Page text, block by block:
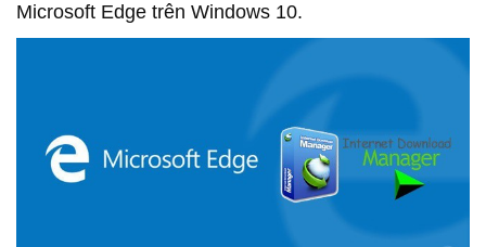
Microsoft Edge trên Windows 10.